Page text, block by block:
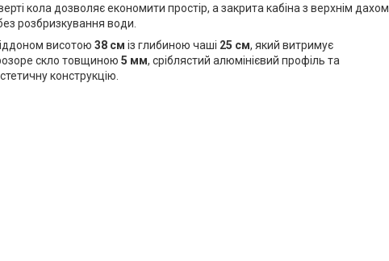
кола дозволяє економити простір, а закрита кабіна з верхнім дахом
розбризкування води.
висотою 38 см із глибиною чаші 25 см, який витримує
скло товщиною 5 мм, сріблястий алюмінієвий профіль та
конструкцію.